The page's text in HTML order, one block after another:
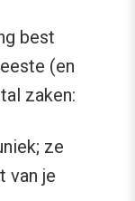
best
(en
zaken:
ze
van je